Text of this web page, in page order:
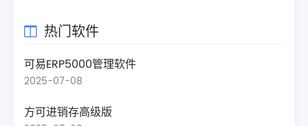
热门软件
可易ERP5000管理软件
2025-07-08
方可进销存高级版